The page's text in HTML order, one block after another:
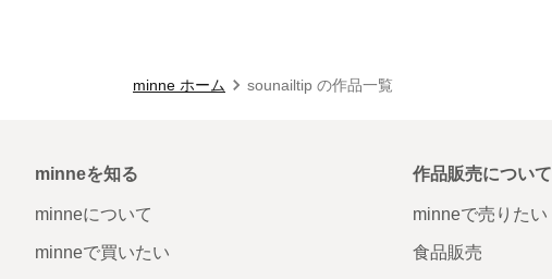
minne ホーム sounailtip の作品一覧
minneを知る
minneについて
minneで買いたい
作品販売について
minneで売りたい
食品販売